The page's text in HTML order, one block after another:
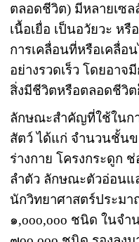
ตลอดชีวิต) มีหลายเซ
เนื้อเยื่อ เป็นอวัยวะ ห
การเคลื่อนที่หรือเคลื่อ
อย่างรวดเร็ว โดยอาจ
สิ่งมีชีวิตหรือตลอดชีวิต
ลักษณะสำคัญที่ใช้ในก
สัตว์ ได้แก่ จำนวนชั้นข
ร่างกาย โครงกระดูก
ลำตัว ลักษณะตัวอ่อนแ
นักวิทยาศาสตร์ประม
๑,ooo,ooo ชนิด ในจำ